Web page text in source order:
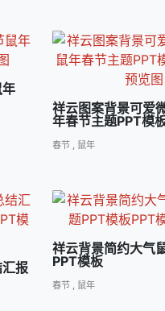
祥云图案背景可爱
年春节主题PPT模
春节, 鼠年
报
祥云背景简约大气
PPT模板
春节, 鼠年